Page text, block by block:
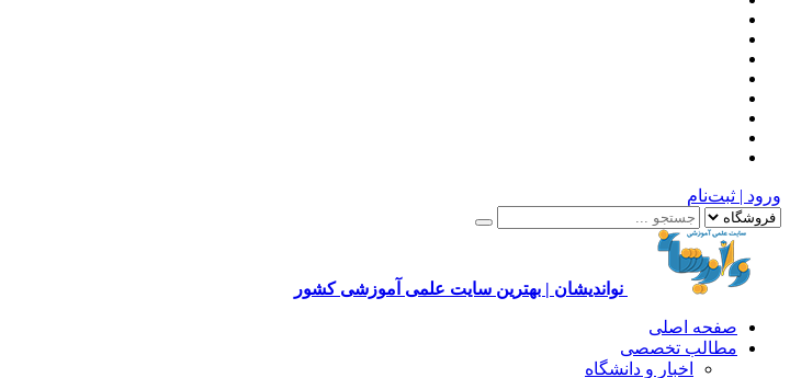
ورود | ثبت‌نام
نواندیشان | بهترین سایت علمی آموزشی کشور
صفحه اصلی
مطالب تخصصی
اخبار و دانشگاه